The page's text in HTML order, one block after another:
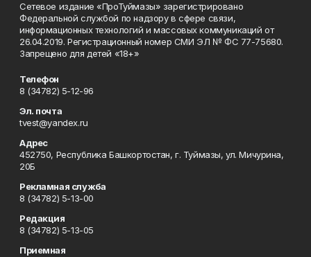
Сетевое издание «ПроТуймазы» зарегистрировано
Федеральной службой по надзору в сфере связи,
информационных технологий и массовых коммуникаций от
26.04.2019. Регистрационный номер СМИ ЭЛ № ФС 77-75680.
Запрещено для детей «18+»
Телефон
8 (34782) 5-12-96
Эл. почта
tvest@yandex.ru
Адрес
452750, Республика Башкортостан, г. Туймазы, ул. Мичурина,
20Б
Рекламная служба
8 (34782) 5-13-00
Редакция
8 (34782) 5-13-05
Приемная